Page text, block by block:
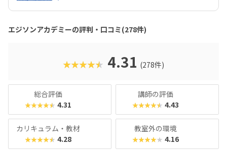
体が苦手なお子さんでも思うとおりのロボットが組み立てら
れるでしょう。レゴ®︎ブロックよりも色合いがやさしめなの
で、女の子もとっつきやすいはずです。エジソンアカデミー
のカリキュラムの目玉は、毎月新しいロボットが作れるこ
ど高度なものにもチャレンジできます。基礎カリキュラムは
2年分ですが、3年目以降の生徒に向けた「エキスパート編」
安心です。最近では「Universal Robotics Challenge（UR
C）」という大会を立ち上げるなど、ますます子どものやる
気を引き出すスクールになっています。
エジソンアカデミーの評判・口コミ(278件)
★★★★★ 4.31 (278件)
総合評価
★★★★★ 4.31
講師の評価
★★★★★ 4.43
カリキュラム・教材
★★★★★ 4.28
教室外の環境
★★★★★ 4.16